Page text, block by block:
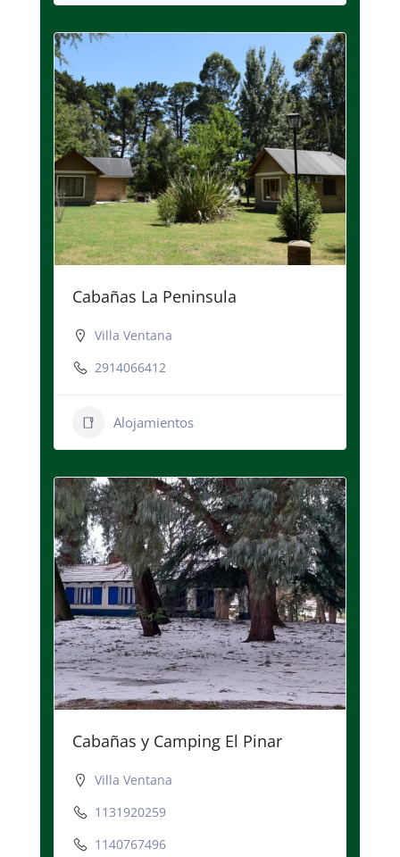
Cabañas La Peninsula
Villa Ventana
2914066412
Alojamientos
Cabañas y Camping El Pinar
Villa Ventana
1131920259
1140767496